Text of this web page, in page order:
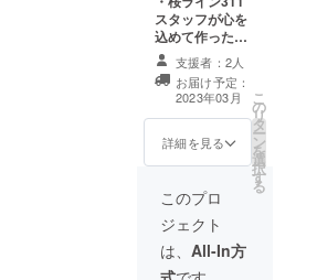
ご記入くださ
い。 ★ライト
アップした動画
については、3月
11日と4月の満
開時のものをお
送りいたしま
す。
メール ・寄附金
受領書 ・桜をラ
イトアップした
際の動画 上記を
お届けいたしま
す。 ★看板（サ
イン）への表記
は、（例）皆さ
まのご支援のも
と設置されまし
た。○○○○様 文言
が変わる場合が
ありますが、希
望された方のご
氏名を記載しま
す。 ★活動報告
スタッフが心を
込めて作った桜
の草木染めハン
カチ ・看板（サ
イン）への氏名
記載（任意）
（大サイズ） ・
マンサポ会員限
春号・秋号 ・活
名掲載（任意）
（「ご支援いた
だきた皆さま」
支援者：2人
お届け予定：
2023年03月
詳細を見る
こ
の
リ
タ
ー
ン
を
選
択
す
る
このプロ
ジェクト
は、 All-In方